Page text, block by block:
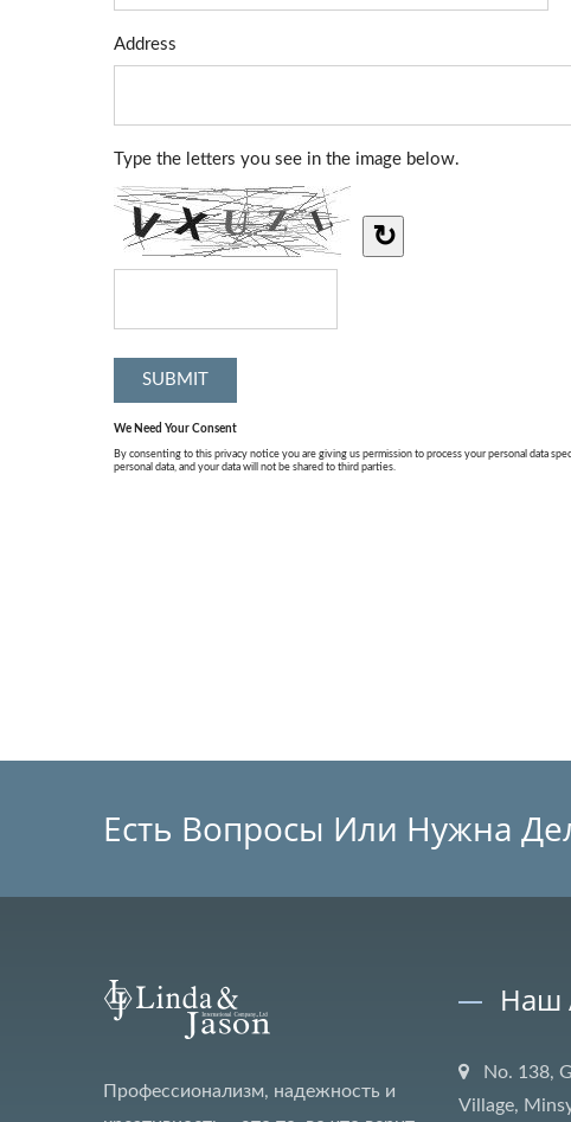
Есть Вопросы Или Нужна
Профессионализм, надежность и
Наш
No. 138,
Village,